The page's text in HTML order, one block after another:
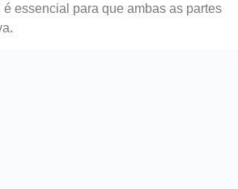
essencial para que ambas as partes